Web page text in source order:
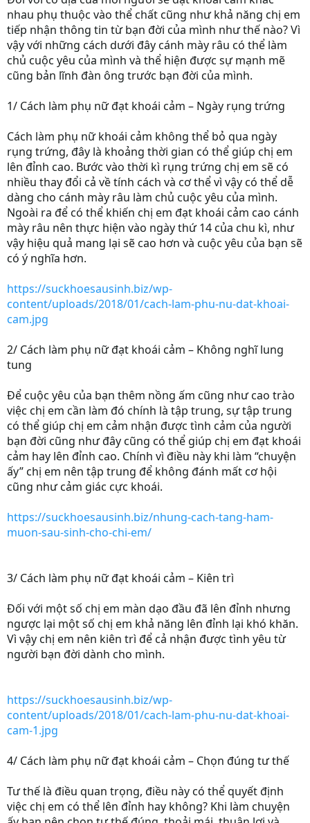
nhau phụ thuộc vào thể chất cũng như khả năng chị em
tiếp nhận thông tin từ bạn đời của mình như thế nào? Vì
vậy với những cách dưới đây cánh mày râu có thể làm
chủ cuộc yêu của mình và thể hiện được sự mạnh mẽ
cũng bản lĩnh đàn ông trước bạn đời của mình.
1/ Cách làm phụ nữ đạt khoái cảm – Ngày rụng trứng
Cách làm phụ nữ khoái cảm không thể bỏ qua ngày
rụng trứng, đây là khoảng thời gian có thể giúp chị em
lên đỉnh cao. Bước vào thời kì rụng trứng chị em sẽ có
nhiều thay đổi cả về tính cách và cơ thể vì vậy có thể dễ
dàng cho cánh mày râu làm chủ cuộc yêu của mình.
Ngoài ra để có thể khiến chị em đạt khoái cảm cao cánh
mày râu nên thực hiện vào ngày thứ 14 của chu kì, như
vậy hiệu quả mang lại sẽ cao hơn và cuộc yêu của bạn sẽ
có ý nghĩa hơn.
https://suckhoesausinh.biz/wp-
content/uploads/2018/01/cach-lam-phu-nu-dat-khoai-
cam.jpg
2/ Cách làm phụ nữ đạt khoái cảm – Không nghĩ lung
tung
Để cuộc yêu của bạn thêm nồng ấm cũng như cao trào
việc chị em cần làm đó chính là tập trung, sự tập trung
có thể giúp chị em cảm nhận được tình cảm của người
bạn đời cũng như đây cũng có thể giúp chị em đạt khoái
cảm hay lên đỉnh cao. Chính vì điều này khi làm “chuyện
ấy” chị em nên tập trung để không đánh mất cơ hội
cũng như cảm giác cực khoái.
https://suckhoesausinh.biz/nhung-cach-tang-ham-
muon-sau-sinh-cho-chi-em/
3/ Cách làm phụ nữ đạt khoái cảm – Kiên trì
Đối với một số chị em màn dạo đầu đã lên đỉnh nhưng
ngược lại một số chị em khả năng lên đỉnh lại khó khăn.
Vì vậy chị em nên kiên trì để cả nhận được tình yêu từ
người bạn đời dành cho mình.
https://suckhoesausinh.biz/wp-
content/uploads/2018/01/cach-lam-phu-nu-dat-khoai-
cam-1.jpg
4/ Cách làm phụ nữ đạt khoái cảm – Chọn đúng tư thế
Tư thế là điều quan trọng, điều này có thể quyết định
việc chị em có thể lên đỉnh hay không? Khi làm chuyện